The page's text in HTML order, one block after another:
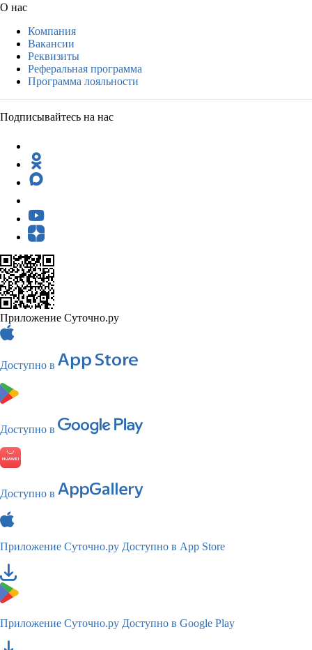
О нас
Компания
Вакансии
Реквизиты
Реферальная программа
Программа лояльности
Подписывайтесь на нас
Приложение Суточно.ру
Доступно в
Доступно в
Доступно в
Приложение Суточно.ру Доступно в App Store
Приложение Суточно.ру Доступно в Google Play